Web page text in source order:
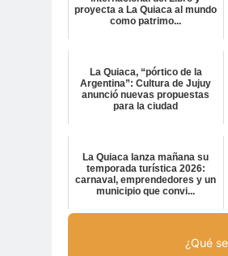
proyecta a La Quiaca al mundo
como patrimo...
La Quiaca, “pórtico de la
Argentina”: Cultura de Jujuy
anunció nuevas propuestas
para la ciudad
La Quiaca lanza mañana su
temporada turística 2026:
carnaval, emprendedores y un
municipio que convi...
¿Qué